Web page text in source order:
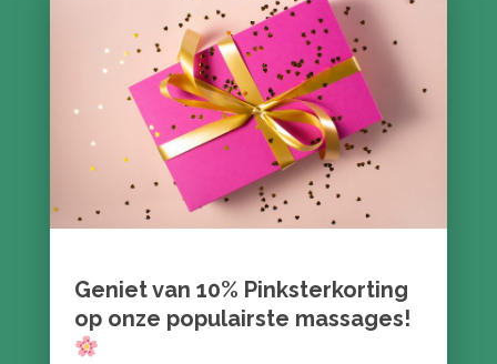
Geniet van 10% Pinksterkorting
op onze populairste massages!